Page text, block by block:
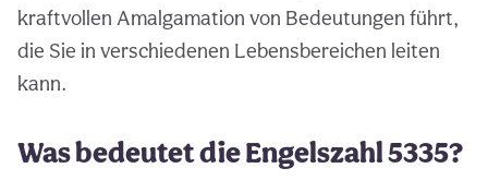
kraftvollen Amalgamation von Bedeutungen führt,
die Sie in verschiedenen Lebensbereichen leiten
kann.
Was bedeutet die Engelszahl 5335?